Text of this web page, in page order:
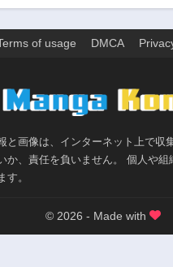
of usage DMCA
と画像は、インターネット上で収
か、責任を負いません。 個人や
す。
© 2026 - Made with